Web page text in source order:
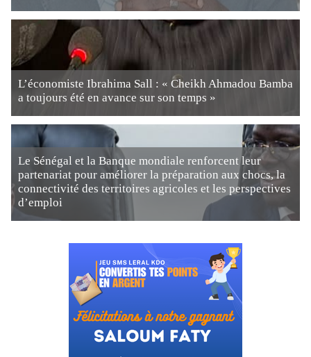
L’économiste Ibrahima Sall : « Cheikh Ahmadou Bamba
a toujours été en avance sur son temps »
Le Sénégal et la Banque mondiale renforcent leur
partenariat pour améliorer la préparation aux chocs, la
connectivité des territoires agricoles et les perspectives
d’emploi